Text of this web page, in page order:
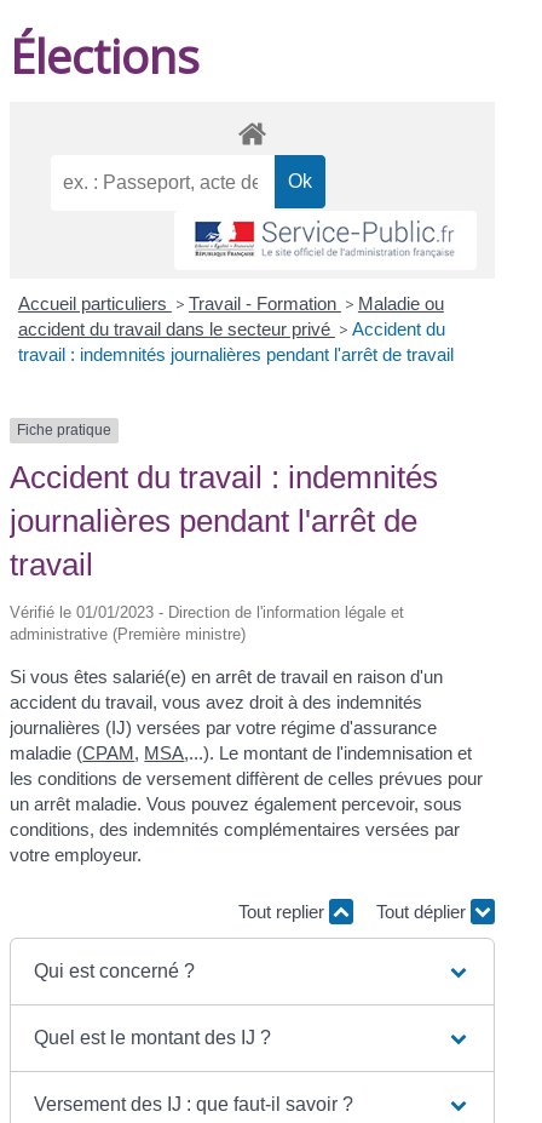
Élections
Accueil particuliers > Travail - Formation > Maladie ou
accident du travail dans le secteur privé > Accident du
travail : indemnités journalières pendant l'arrêt de travail
Fiche pratique
Accident du travail : indemnités
journalières pendant l'arrêt de
travail
Vérifié le 01/01/2023 - Direction de l'information légale et
administrative (Première ministre)
Si vous êtes salarié(e) en arrêt de travail en raison d'un
accident du travail, vous avez droit à des indemnités
journalières (IJ) versées par votre régime d'assurance
maladie (CPAM, MSA,...). Le montant de l'indemnisation et
les conditions de versement diffèrent de celles prévues pour
un arrêt maladie. Vous pouvez également percevoir, sous
conditions, des indemnités complémentaires versées par
votre employeur.
Tout replier Tout déplier
Qui est concerné ?
Quel est le montant des IJ ?
Versement des IJ : que faut-il savoir ?